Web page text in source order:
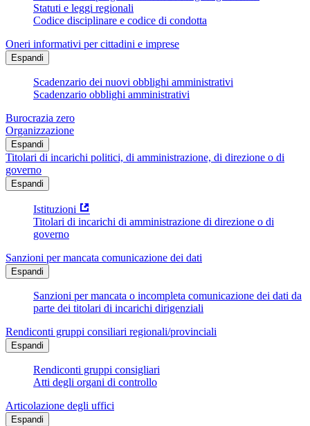
Statuti e leggi regionali
Codice disciplinare e codice di condotta
Oneri informativi per cittadini e imprese
Espandi
Scadenzario dei nuovi obblighi amministrativi
Scadenzario obblighi amministrativi
Burocrazia zero
Organizzazione
Espandi
Titolari di incarichi politici, di amministrazione, di direzione o di
governo
Espandi
Istituzioni
Titolari di incarichi di amministrazione di direzione o di
governo
Sanzioni per mancata comunicazione dei dati
Espandi
Sanzioni per mancata o incompleta comunicazione dei dati da
parte dei titolari di incarichi dirigenziali
Rendiconti gruppi consiliari regionali/provinciali
Espandi
Rendiconti gruppi consigliari
Atti degli organi di controllo
Articolazione degli uffici
Espandi